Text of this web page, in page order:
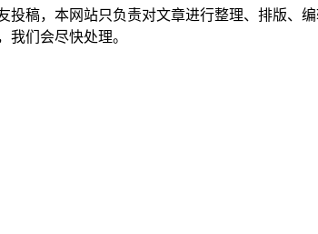
投稿，本网站只负责对文章进行整理、排版、
我们会尽快处理。